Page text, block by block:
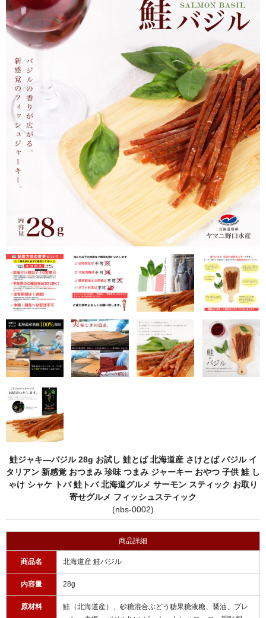
鮭ジャキ―バジル 28g お試し 鮭とば 北海道産 さけとば バジル イ
タリアン 新感覚 おつまみ 珍味 つまみ ジャーキー おやつ 子供 鮭 し
ゃけ シャケ トバ 鮭トバ 北海道グルメ サーモン スティック お取り
寄せグルメ フィッシュスティック
(nbs-0002)
商品詳細
商品名 北海道産 鮭バジル
内容量 28g
原材料
鮭（北海道産）、砂糖混合ぶどう糖果糖液糖、醤油、プレ